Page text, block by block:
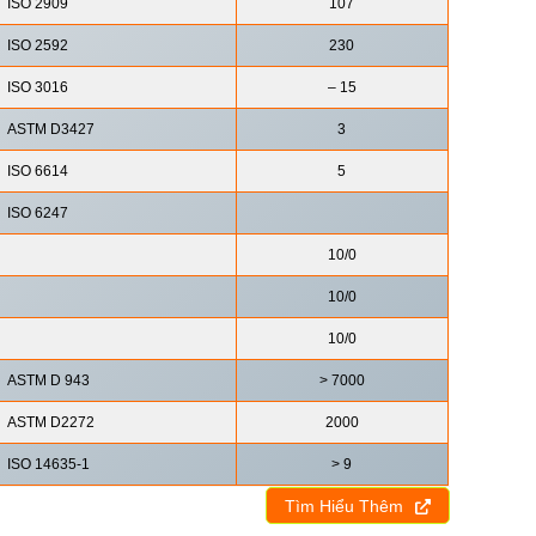
ISO 2909 107
ISO 2592 230
ISO 3016 – 15
ASTM D3427 3
ISO 6614 5
ISO 6247
10/0
10/0
10/0
ASTM D 943 > 7000
ASTM D2272 2000
ISO 14635-1 > 9
Tìm Hiểu Thêm